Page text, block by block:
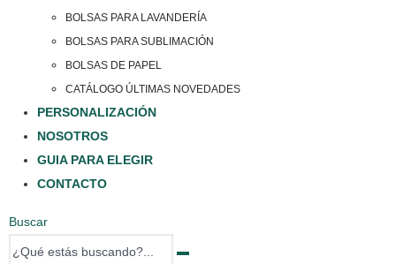
BOLSAS PARA LAVANDERÍA
BOLSAS PARA SUBLIMACIÓN
BOLSAS DE PAPEL
CATÁLOGO ÚLTIMAS NOVEDADES
PERSONALIZACIÓN
NOSOTROS
GUIA PARA ELEGIR
CONTACTO
Buscar